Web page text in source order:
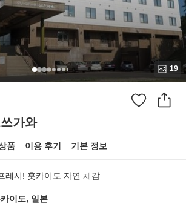
19
가와
품 이용 후기 기본 정보
레시! 홋카이도 자연 체감
이도, 일본